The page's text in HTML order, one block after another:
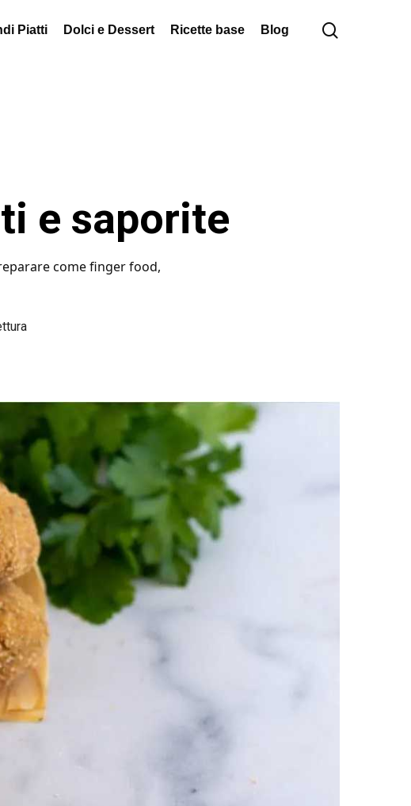
Piatti Dolci e Dessert Ricette base Blog
e saporite
come finger food,